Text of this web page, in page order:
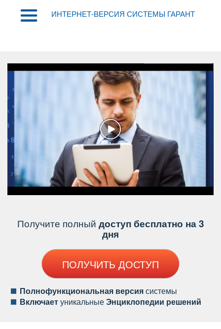
ИНТЕРНЕТ-ВЕРСИЯ СИСТЕМЫ ГАРАНТ
Получите полный доступ бесплатно на 3
дня
ПОЛУЧИТЬ ДОСТУП
Полнофункциональная версиясистемы
ключаетуникальныеЭнциклопедии решений